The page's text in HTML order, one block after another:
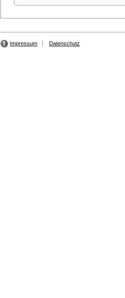
Impressum Datenschutz